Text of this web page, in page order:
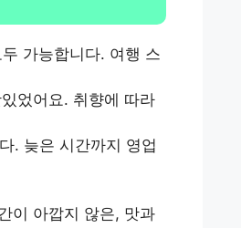
가능합니다. 여행 스
었어요. 취향에 따라
. 늦은 시간까지 영업
이 아깝지 않은, 맛과